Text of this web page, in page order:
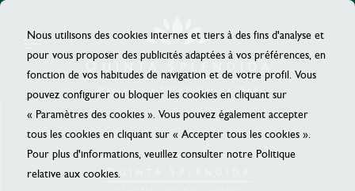
Nous utilisons des cookies internes et tiers à des fins d'analyse et
pour vous proposer des publicités adaptées à vos préférences, en
fonction de vos habitudes de navigation et de votre profil. Vous
pouvez configurer ou bloquer les cookies en cliquant sur
« Paramètres des cookies ». Vous pouvez également accepter
tous les cookies en cliquant sur « Accepter tous les cookies ».
Pour plus d'informations, veuillez consulter notre Politique
relative aux cookies.